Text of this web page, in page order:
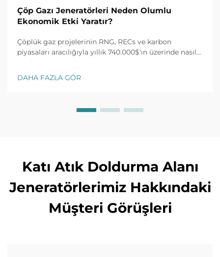
Çöp Gazı Jeneratörleri Neden Olumlu
Ekonomik Etki Yaratır?
Çöplük gaz projelerinin RNG, RECs ve karbon
piyasaları aracılığıyla yıllık 740.000$'ın üzerinde nasıl
yıllık alım anlaşmalarını açın. ROI'yi en üst düzeye
çıkarın—daha fazla bilgi edinin.
DAHA FAZLA GÖR
Katı Atık Doldurma Alanı
Jeneratörlerimiz Hakkındaki
Müşteri Görüşleri